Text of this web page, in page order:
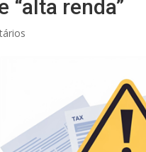
“alta renda”